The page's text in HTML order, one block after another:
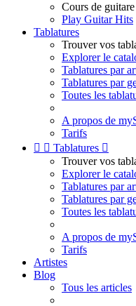
Cours de guitare
Play Guitar Hits
Tablatures
Trouver vos
Explorer le
Tablatures par
Tablatures par
Toutes les
A propos de
Tarifs
  Tablatures 
Trouver vos
Explorer le
Tablatures par
Tablatures par
Toutes les
A propos de
Tarifs
Artistes
Blog
Tous les articles